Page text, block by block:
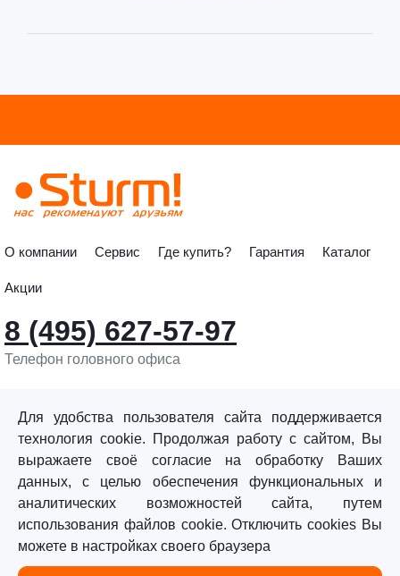
О компании Сервис Где купить? Гарантия Каталог
Акции
8 (495) 627-57-97
Телефон головного офиса
©«Sturm!» 2011–2026 ®
Все права защищены.
Для удобства пользователя сайта поддерживается
технология cookie. Продолжая работу с сайтом, Вы
выражаете своё согласие на обработку Ваших
данных, с целью обеспечения функциональных и
аналитических возможностей сайта, путем
использования файлов cookie. Отключить cookies Вы
можете в настройках своего браузера